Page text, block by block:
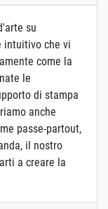
su
intuitivo che vi
come la
le
di stampa
anche
passe-partout,
il nostro
a creare la